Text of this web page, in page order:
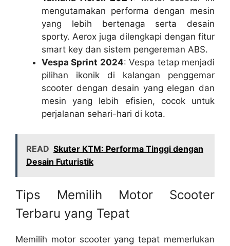
mengutamakan performa dengan mesin
yang lebih bertenaga serta desain
sporty. Aerox juga dilengkapi dengan fitur
smart key dan sistem pengereman ABS.
Vespa Sprint 2024: Vespa tetap menjadi
pilihan ikonik di kalangan penggemar
scooter dengan desain yang elegan dan
mesin yang lebih efisien, cocok untuk
perjalanan sehari-hari di kota.
READ Skuter KTM: Performa Tinggi dengan
Desain Futuristik
Tips Memilih Motor Scooter
Terbaru yang Tepat
Memilih motor scooter yang tepat memerlukan